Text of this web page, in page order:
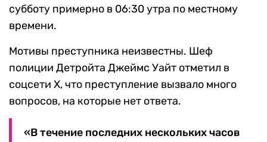
субботу примерно в 06:30 утра по местному
времени.
Мотивы преступника неизвестны. Шеф
полиции Детройта Джеймс Уайт отметил в
соцсети X, что преступление вызвало много
вопросов, на которые нет ответа.
«В течение последних нескольких часов